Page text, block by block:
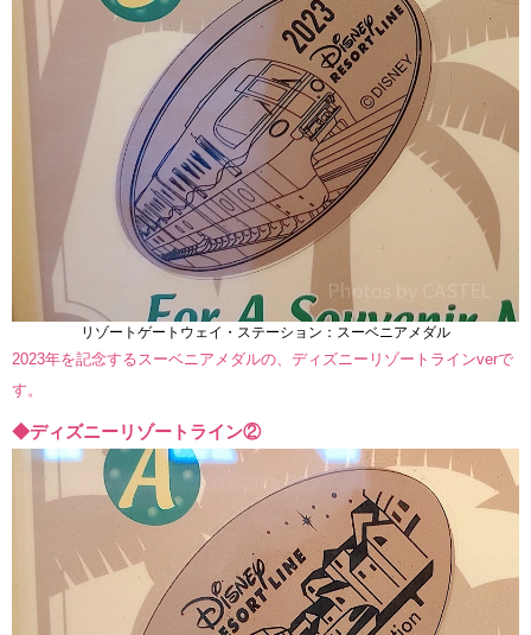
リゾートゲートウェイ・ステーション：スーベニアメダル
2023年を記念するスーベニアメダルの、ディズニーリゾートラインverで
す。
◆ディズニーリゾートライン②